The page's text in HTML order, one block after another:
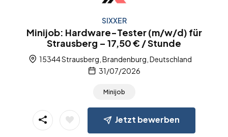
SIXXER
Minijob: Hardware-Tester (m/w/d) für
Strausberg – 17,50 € / Stunde
15344 Strausberg, Brandenburg, Deutschland
31/07/2026
Minijob
Jetzt bewerben